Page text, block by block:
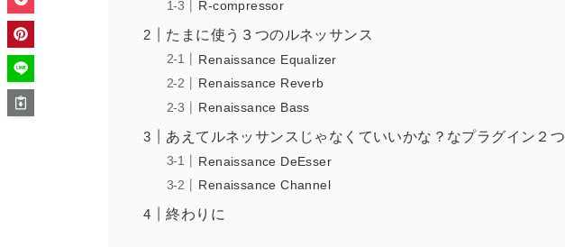
R-compressor
たまに使う３つのルネッサンス
Renaissance Equalizer
Renaissance Reverb
Renaissance Bass
あえてルネッサンスじゃなくていいかな？なプラグイン２つ
Renaissance DeEsser
Renaissance Channel
終わりに